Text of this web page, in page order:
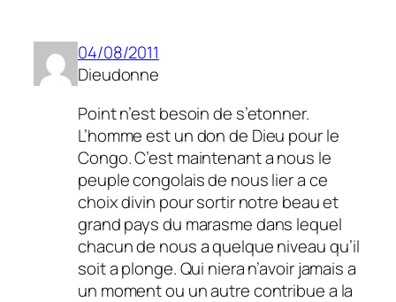
04/08/2011
Dieudonne
Point n’est besoin de s’etonner.
L’homme est un don de Dieu pour le
Congo. C’est maintenant a nous le
peuple congolais de nous lier a ce
choix divin pour sortir notre beau et
grand pays du marasme dans lequel
chacun de nous a quelque niveau qu’il
soit a plonge. Qui niera n’avoir jamais a
un moment ou un autre contribue a la